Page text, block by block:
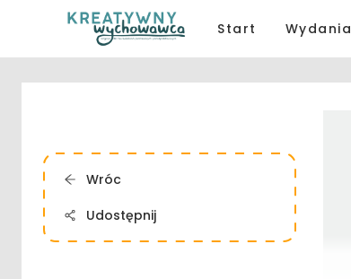
Start Wydania
Wróc
Udostępnij